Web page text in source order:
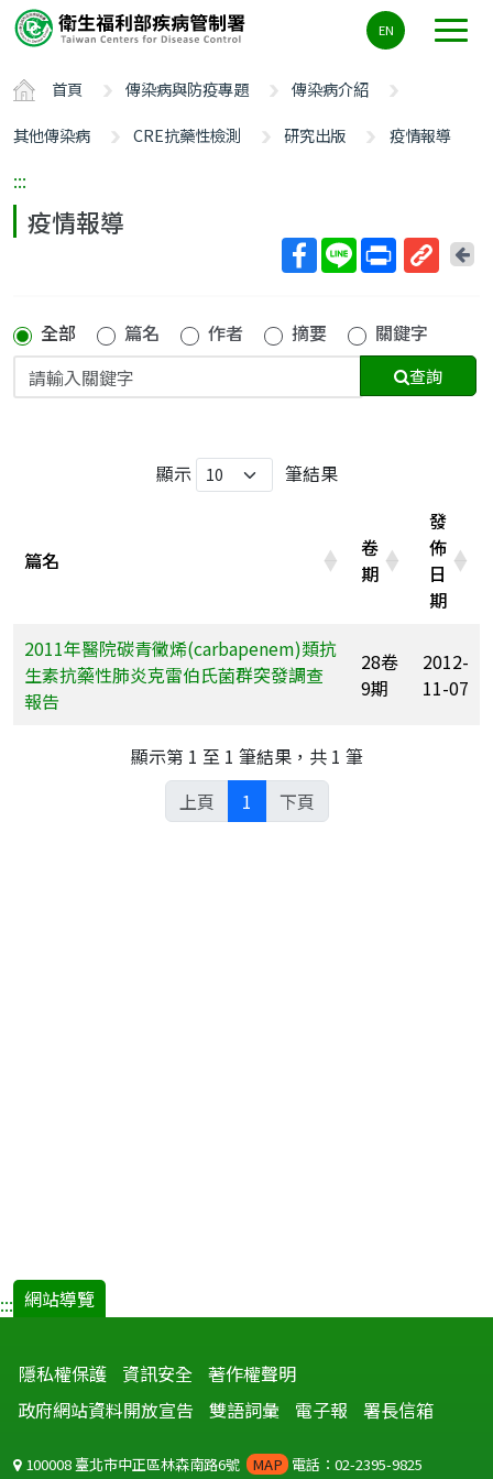
要
容
ALT+C
EN
首頁 傳染病與防疫專題
傳染病介紹
其他傳染病
CRE抗藥性檢測 研究出版 疫情報導
:::
疫情報導
短
網
址
回
全部 篇名 作者 摘要 關鍵字
查詢
顯示 筆結果
篇名
卷
期
發
佈
日
期
2011年醫院碳青黴烯(carbapenem)類抗
生素抗藥性肺炎克雷伯氏菌群突發調查
報告
28卷
9期
2012-
11-07
顯示第 1 至 1 筆結果，共 1 筆
上頁
1 下頁
::: 網站導覽
隱私權保護 資訊安全 著作權聲明
政府網站資料開放宣告
雙語詞彙 電子報 署長信箱
100008 臺北市中正區林森南路6號 MAP 電話：02-2395-9825